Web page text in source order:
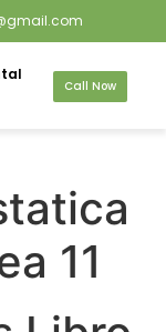
Call Now
11